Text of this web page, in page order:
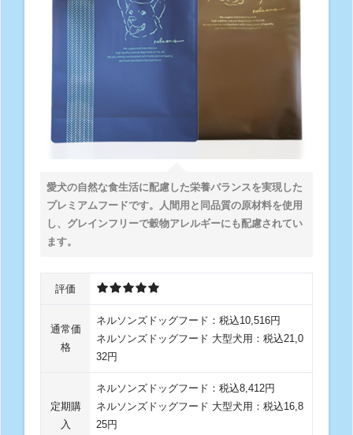
愛犬の自然な食生活に配慮した栄養バランスを実現した
プレミアムフードです。人間用と同品質の原材料を使用
し、グレインフリーで穀物アレルギーにも配慮されてい
ます。
評価
通常価
格
ネルソンズドッグフード：税込10,516円
ネルソンズドッグフード 大型犬用：税込21,0
32円
定期購
入
ネルソンズドッグフード：税込8,412円
ネルソンズドッグフード 大型犬用：税込16,8
25円